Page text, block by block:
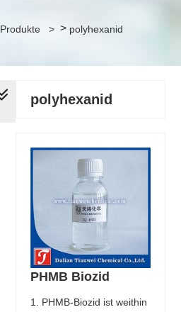
Produkte > > polyhexanid
polyhexanid
PHMB Biozid
1. PHMB-Biozid ist weithin